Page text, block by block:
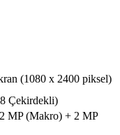
(1080 x 2400 piksel)
Çekirdekli)
MP (Makro) + 2 MP